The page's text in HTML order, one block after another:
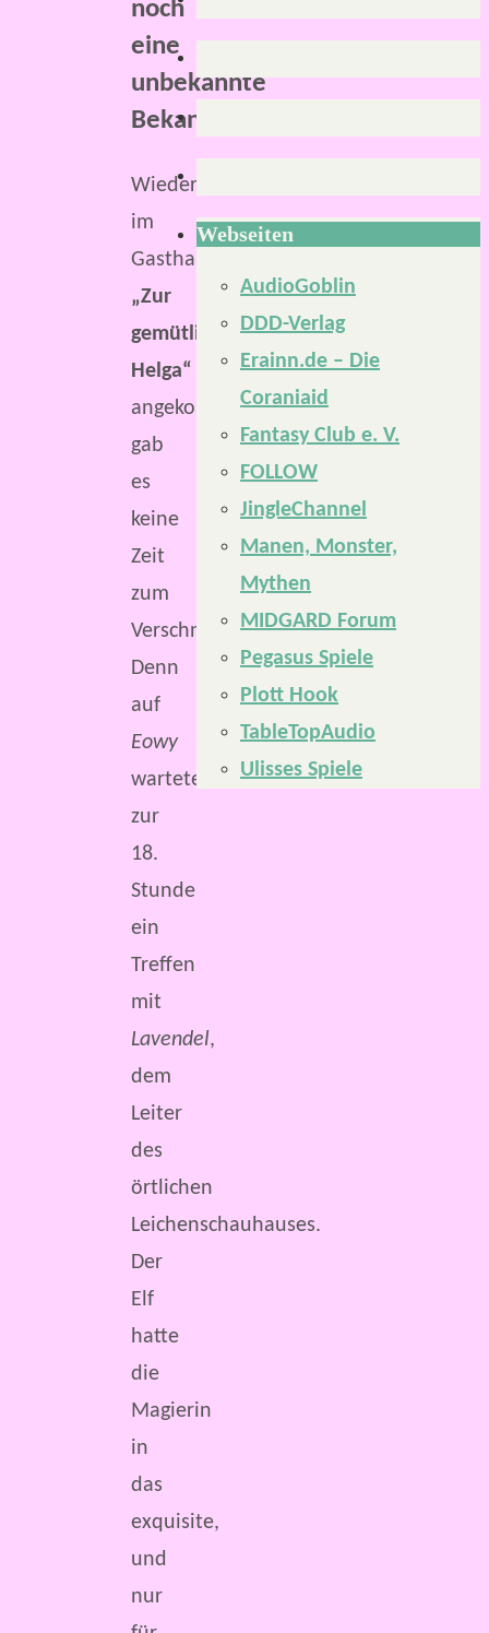
noch
eine
unbekannte
Bekanntschaft.
Wieder
im
Gasthaus
„Zur
gemütlichen
Helga“
angekommen,
gab
es
keine
Zeit
zum
Verschnaufen.
Denn
auf
Eowy
wartete
zur
18.
Stunde
ein
Treffen
mit
Lavendel,
dem
Leiter
des
örtlichen
Leichenschauhauses.
Der
Elf
hatte
die
Magierin
in
das
exquisite,
und
nur
Webseiten
AudioGoblin
DDD-Verlag
Erainn.de – Die
Coraniaid
Fantasy Club e. V.
FOLLOW
JingleChannel
Manen, Monster,
Mythen
MIDGARD Forum
Pegasus Spiele
Plott Hook
TableTopAudio
Ulisses Spiele